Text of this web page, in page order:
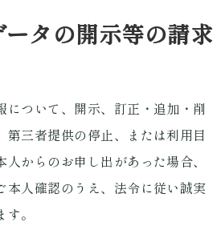
タの開示等の請求
について、開示、訂正・追加・削
第三者提供の停止、または利用目
からのお申し出があった場合、
本人確認のうえ、法令に従い誠実
。